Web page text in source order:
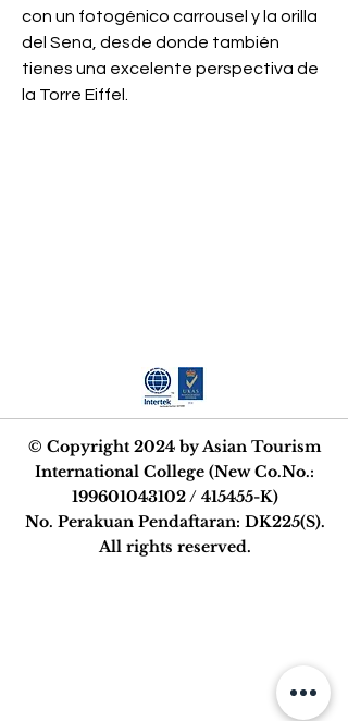
con un fotogénico carrousel y la orilla
del Sena, desde donde también
tienes una excelente perspectiva de
la Torre Eiffel.
© Copyright 2024 by Asian Tourism
International College (New Co.No.:
199601043102/ 415455-K)
No. Perakuan Pendaftaran: DK225(S).
All rights reserved.